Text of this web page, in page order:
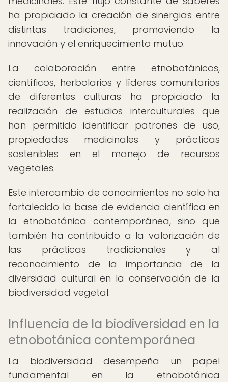
ha propiciado la creación de sinergias entre
distintas tradiciones, promoviendo la
innovación y el enriquecimiento mutuo.
La colaboración entre etnobotánicos,
científicos, herbolarios y líderes comunitarios
de diferentes culturas ha propiciado la
realización de estudios interculturales que
han permitido identificar patrones de uso,
propiedades medicinales y prácticas
sostenibles en el manejo de recursos
vegetales.
Este intercambio de conocimientos no solo ha
fortalecido la base de evidencia científica en
la etnobotánica contemporánea, sino que
también ha contribuido a la valorización de
las prácticas tradicionales y al
reconocimiento de la importancia de la
diversidad cultural en la conservación de la
biodiversidad vegetal.
Influencia de la biodiversidad en la
etnobotánica contemporánea
La biodiversidad desempeña un papel
fundamental en la etnobotánica